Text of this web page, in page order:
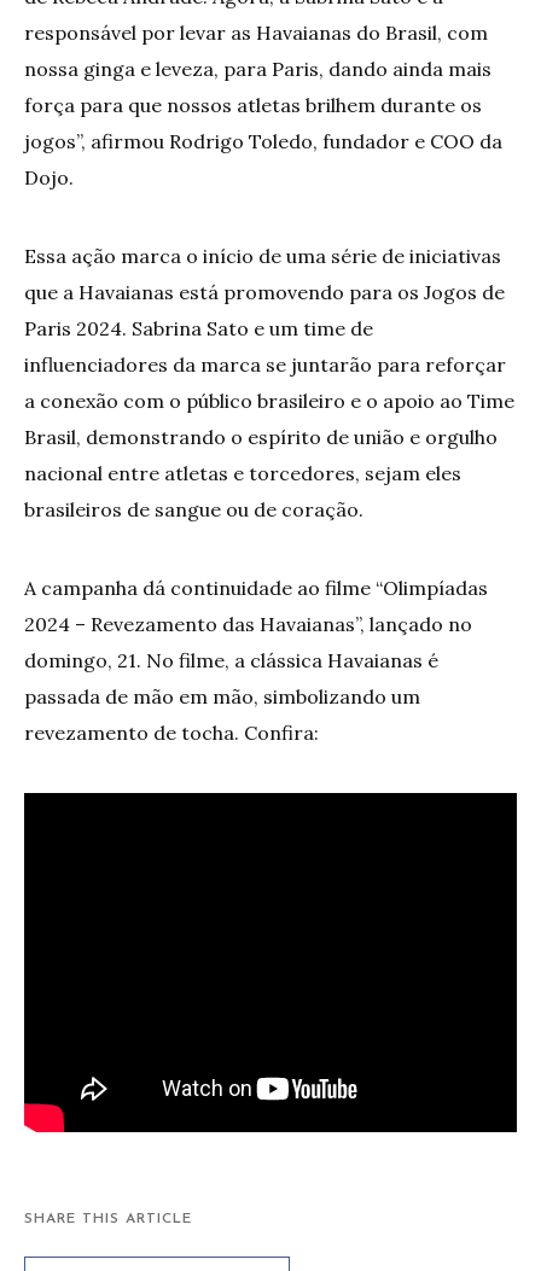
responsável por levar as Havaianas do Brasil, com
nossa ginga e leveza, para Paris, dando ainda mais
força para que nossos atletas brilhem durante os
jogos”, afirmou Rodrigo Toledo, fundador e COO da
Dojo.
Essa ação marca o início de uma série de iniciativas
que a Havaianas está promovendo para os Jogos de
Paris 2024. Sabrina Sato e um time de
influenciadores da marca se juntarão para reforçar
a conexão com o público brasileiro e o apoio ao Time
Brasil, demonstrando o espírito de união e orgulho
nacional entre atletas e torcedores, sejam eles
brasileiros de sangue ou de coração.
A campanha dá continuidade ao filme “Olimpíadas
2024 – Revezamento das Havaianas”, lançado no
domingo, 21. No filme, a clássica Havaianas é
passada de mão em mão, simbolizando um
revezamento de tocha. Confira:
SHARE THIS ARTICLE